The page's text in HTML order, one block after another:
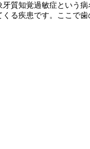
質知覚過敏症という
る疾患です。ここで